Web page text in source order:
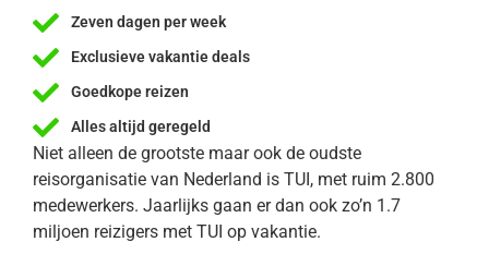
Zeven dagen per week
Exclusieve vakantie deals
Goedkope reizen
Alles altijd geregeld
Niet alleen de grootste maar ook de oudste
reisorganisatie van Nederland is TUI, met ruim 2.800
medewerkers. Jaarlijks gaan er dan ook zo’n 1.7
miljoen reizigers met TUI op vakantie.